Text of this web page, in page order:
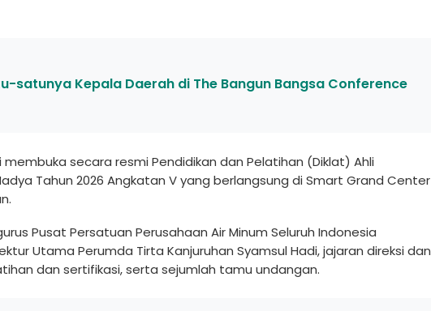
satunya Kepala Daerah di The Bangun Bangsa Conference
secara resmi Pendidikan dan Pelatihan (Diklat) Ahli
Tahun 2026 Angkatan V yang berlangsung di Smart Grand Center
Pusat Persatuan Perusahaan Air Minum Seluruh Indonesia
Utama Perumda Tirta Kanjuruhan Syamsul Hadi, jajaran direksi dan
dan sertifikasi, serta sejumlah tamu undangan.